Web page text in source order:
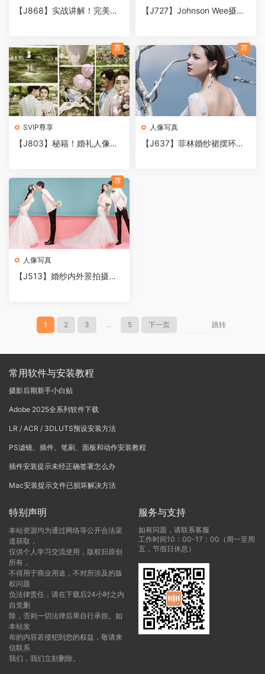
【J868】实战讲解！完美婚
【J727】Johnson Wee摄影
SVIP尊享
【J803】秘籍！婚礼人像摄
等)
荐
人像写真
【J637】菲林婚纱裙摆环境
荐
人像写真
【J513】婚纱内外景拍摄参
荐
1 2 3 ... 5 下一页 跳转
常用软件与安装教程
摄影后期新手小白贴
Adobe 2025全系列软件下载
LR / ACR / 3DLUTS预设安装方法
PS滤镜、插件、笔刷、面板和动作安装教程
插件安装提示未经正确签署怎么办
Mac安装提示文件已损坏解决方法
特别声明
本站资源均为通过网络等公开合法渠
道获取，
仅供个人学习交流使用，版权归原创
所有，
不得用于商业用途，不对所涉及的版
权问题
负法律责任，请在下载后24小时之内
自觉删
除，否则一切法律后果自行承担。如
本站发
布的内容若侵犯到您的权益，敬请来
信联系
我们，我们立刻删除。
服务与支持
如有问题，请联系客服
工作时间10：00-17：00（周一至周
五，节假日休息）